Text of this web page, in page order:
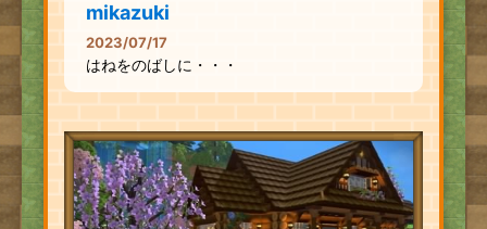
mikazuki
2023/07/17
はねをのばしに・・・